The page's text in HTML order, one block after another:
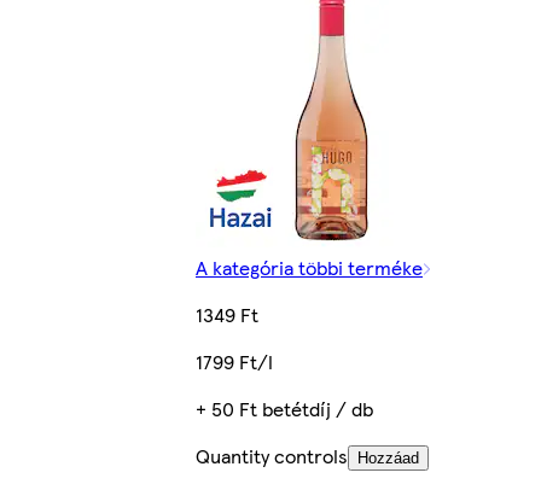
A kategória többi terméke
1349 Ft
1799 Ft/l
+ 50 Ft betétdíj / db
Quantity controls
Hozzáad